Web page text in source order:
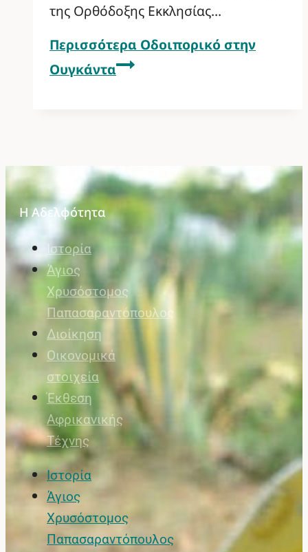
της Ορθόδοξης Εκκλησίας…
Περισσότερα Οδοιπορικό στην
Ουγκάντα
Η Αδελφότητα
Ιστορία
Άγιος
Χρυσόστομος
Παπασαραντόπουλος
Διοίκηση
Οικονομικά
στοιχεία
Έκθεση
Αφρικανικής
Τέχνης
Ιστορία
Άγιος
Χρυσόστομος
Παπασαραντόπουλος